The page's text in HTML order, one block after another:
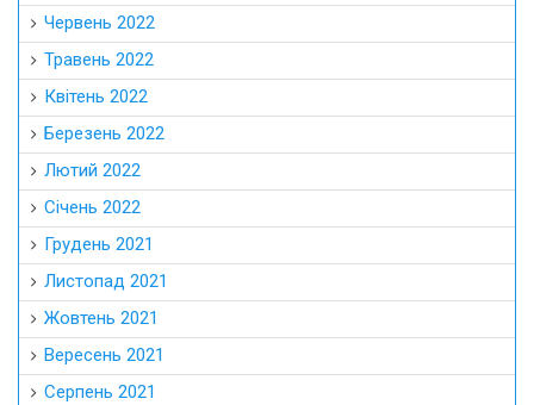
Червень 2022
Травень 2022
Квітень 2022
Березень 2022
Лютий 2022
Січень 2022
Грудень 2021
Листопад 2021
Жовтень 2021
Вересень 2021
Серпень 2021